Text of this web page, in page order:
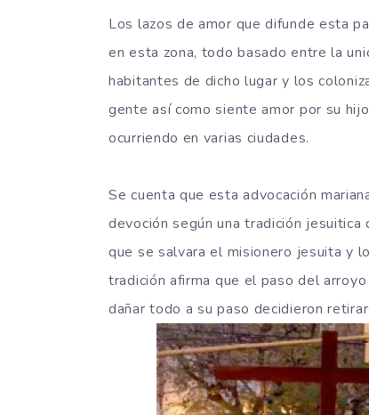
Los lazos de amor que difunde esta
en esta zona, todo basado entre la
habitantes de dicho lugar y los
gente así como siente amor por su
ocurriendo en varias ciudades.
Se cuenta que esta advocación
devoción según una tradición
que se salvara el misionero jesuita y
tradición afirma que el paso del
dañar todo a su paso decidieron